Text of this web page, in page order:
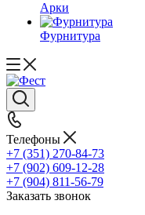
Арки
Фурнитура
Телефоны
+7 (351) 270-84-73
+7 (902) 609-12-28
+7 (904) 811-56-79
Заказать звонок